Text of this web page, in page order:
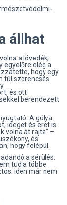
állhat
a lövedék,
egyelőre elég a
hogy egy
túl szerencsés
és ott
berendezett
A gólya
ideget és eret is
volna át rajta” –
és
hogy felépül.
a sérülés.
tudja többé
idén már nem